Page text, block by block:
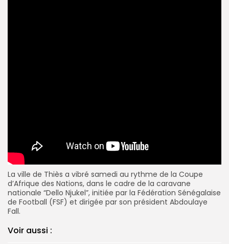
La ville de Thiès a vibré samedi au rythme de la Coupe
d’Afrique des Nations, dans le cadre de la caravane
nationale “Dello Njukel”, initiée par la Fédération Sénégalaise
de Football (FSF) et dirigée par son président Abdoulaye
Fall.
Voir aussi :